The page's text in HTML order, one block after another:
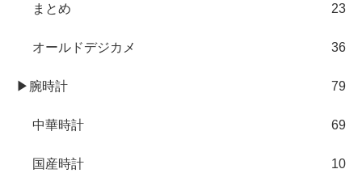
まとめ 23
オールドデジカメ 36
▶腕時計 79
中華時計 69
国産時計 10